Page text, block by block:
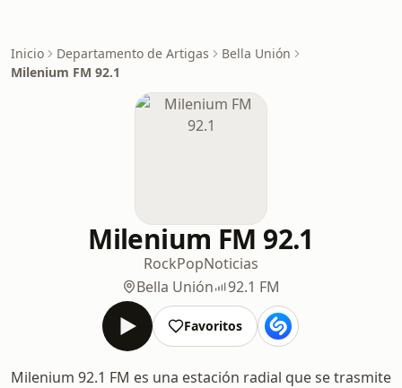
Inicio Departamento de Artigas
Bella Unión
Milenium FM 92.1
Milenium FM 92.1
RockPopNoticias
Bella Unión
92.1 FM
Favoritos
Milenium 92.1 FM es una estación radial que se trasmite